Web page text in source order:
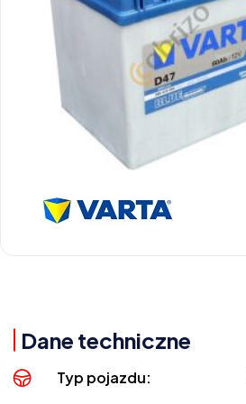
Dane techniczne
Typ pojazdu: